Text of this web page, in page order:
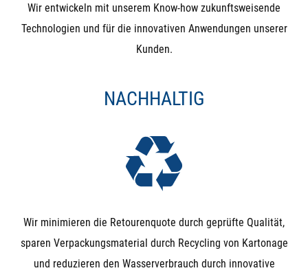
Wir entwickeln mit unserem Know-how zukunftsweisende
Technologien und für die innovativen Anwendungen unserer
Kunden.
NACHHALTIG
Wir minimieren die Retourenquote durch geprüfte Qualität,
sparen Verpackungsmaterial durch Recycling von Kartonage
und reduzieren den Wasserverbrauch durch innovative